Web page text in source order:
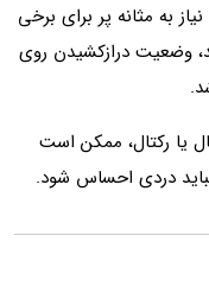
به مثانه پر برای برخی
وضعیت درازکشیدن روی
یا رکتال، ممکن است
دردی احساس شود.